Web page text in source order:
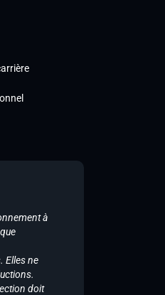
à
Elles ne
doit